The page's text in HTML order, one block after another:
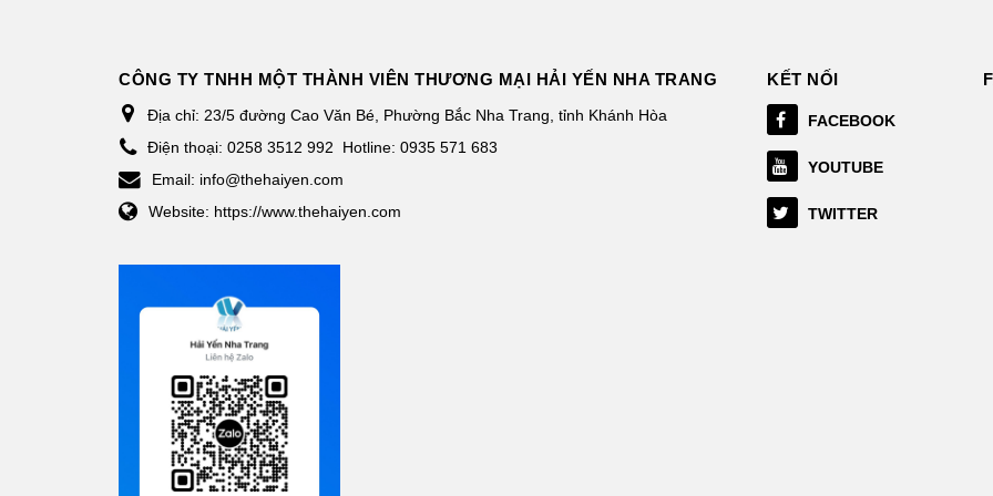
CÔNG TY TNHH MỘT THÀNH VIÊN THƯƠNG MẠI HẢI YẾN NHA TRANG
Địa chỉ: 23/5 đường Cao Văn Bé, Phường Bắc Nha Trang, tỉnh Khánh Hòa
Điện thoại: 0258 3512 992
Hotline: 0935 571 683
Email: info@thehaiyen.com
Website: https://www.thehaiyen.com
KẾT NỐI
FACEBOOK
YOUTUBE
TWITTER